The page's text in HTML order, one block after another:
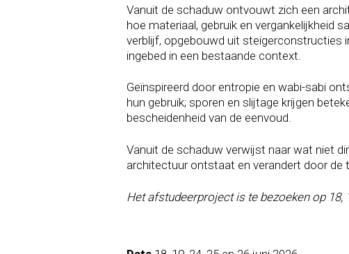
Vanuit de schaduw ontvouwt zich een
hoe materiaal, gebruik en vergankelijkheid
verblijf, opgebouwd uit steigerconstructies
ingebed in een bestaande context.
Geïnspireerd door entropie en wabi-sabi
hun gebruik; sporen en slijtage krijgen
bescheidenheid van de eenvoud.
Vanuit de schaduw verwijst naar wat niet
architectuur ontstaat en verandert door de
Het afstudeerproject is te bezoeken op 18,